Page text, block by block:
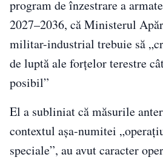
program de înzestrare a
2027–2036, că Ministerul
militar-industrial trebuie să
de luptă ale forțelor terestre
posibil”
El a subliniat că măsurile
contextul așa-numitei
speciale”, au avut caracter